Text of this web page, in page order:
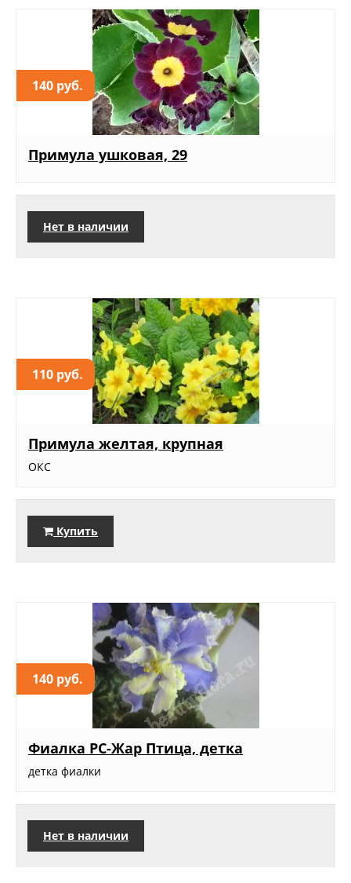
140 руб.
Примула ушковая, 29
Нет в наличии
110 руб.
Примула желтая, крупная
ОКС
Купить
140 руб.
Фиалка РС-Жар Птица, детка
детка фиалки
Нет в наличии